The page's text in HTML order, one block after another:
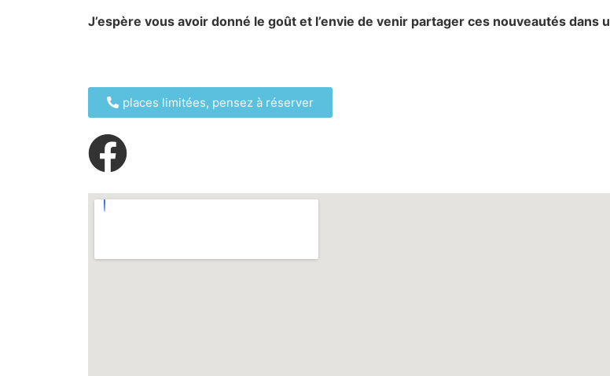
J’espère vous avoir donné le goût et l’envie de venir partager ces nouveautés
places limitées, pensez à réserver